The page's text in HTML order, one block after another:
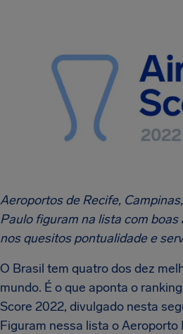
Aeroportos de Recife,
Paulo figuram na lista com
nos quesitos pontualidade e
O Brasil tem quatro dos dez
mundo. É o que aponta o
Score 2022, divulgado nesta
Figuram nessa lista o